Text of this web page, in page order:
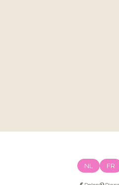
NL FR